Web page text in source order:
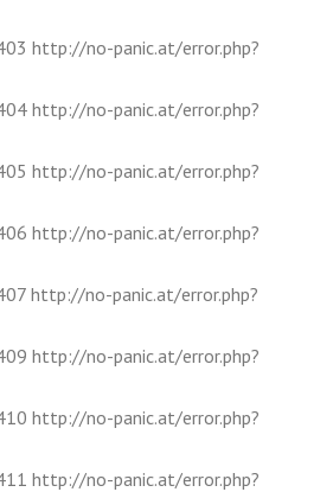
http://no-panic.at/error.php?
http://no-panic.at/error.php?
http://no-panic.at/error.php?
http://no-panic.at/error.php?
http://no-panic.at/error.php?
http://no-panic.at/error.php?
http://no-panic.at/error.php?
http://no-panic.at/error.php?